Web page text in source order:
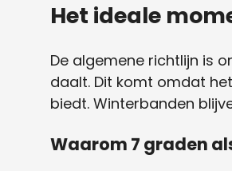
Het ideale
De algemene richtlijn is
daalt. Dit komt omdat
biedt. Winterbanden
Waarom 7 graden